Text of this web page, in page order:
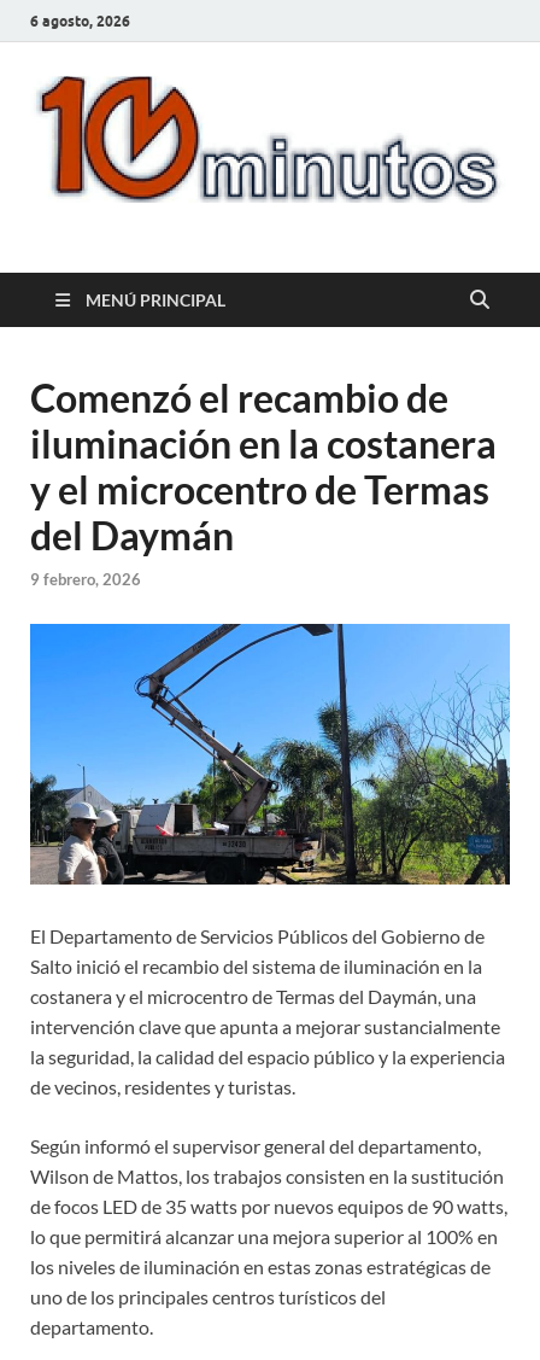
6 agosto, 2026
10minutos.com.uy
MENÚ PRINCIPAL
Comenzó el recambio de
iluminación en la costanera
y el microcentro de Termas
del Daymán
9 febrero, 2026
El Departamento de Servicios Públicos del Gobierno de
Salto inició el recambio del sistema de iluminación en la
costanera y el microcentro de Termas del Daymán, una
intervención clave que apunta a mejorar sustancialmente
la seguridad, la calidad del espacio público y la experiencia
de vecinos, residentes y turistas.
Según informó el supervisor general del departamento,
Wilson de Mattos, los trabajos consisten en la sustitución
de focos LED de 35 watts por nuevos equipos de 90 watts,
lo que permitirá alcanzar una mejora superior al 100% en
los niveles de iluminación en estas zonas estratégicas de
uno de los principales centros turísticos del
departamento.